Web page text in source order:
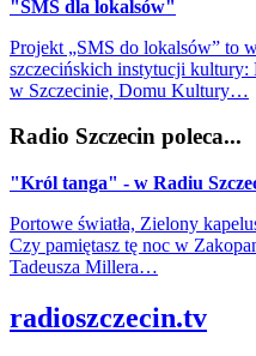
"SMS dla lokalsów"
Projekt „SMS do lokalsów” to
szczecińskich instytucji
w Szczecinie, Domu Kultury…
Radio Szczecin poleca...
"Król tanga" - w Radiu
Portowe światła, Zielony
Czy pamiętasz tę noc w
Tadeusza Millera…
radioszczecin.tv